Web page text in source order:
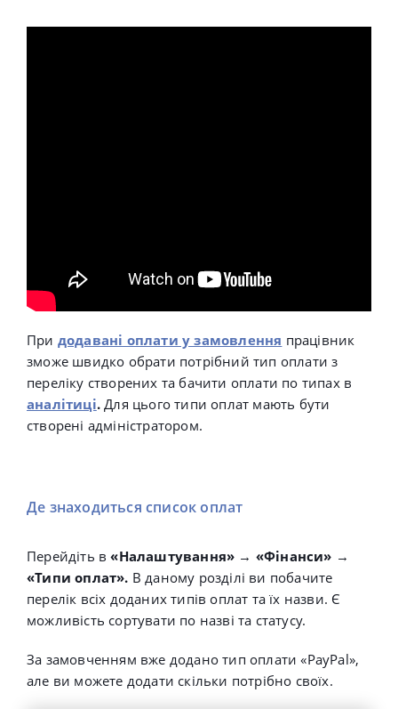
При додавані оплати у замовлення працівник
зможе швидко обрати потрібний тип оплати з
переліку створених та бачити оплати по типах в
аналітиці.Для цього типи оплат мають бути
створені адміністратором.
Де знаходиться список оплат
Перейдіть в«Налаштування» → «Фінанси» →
«Типи оплат». В даному розділі ви побачите
перелік всіх доданих типів оплат та їх назви. Є
можливість сортувати по назві та статусу.
За замовченням вже додано тип оплати«PayPal»,
але ви можете додати скільки потрібно своїх.